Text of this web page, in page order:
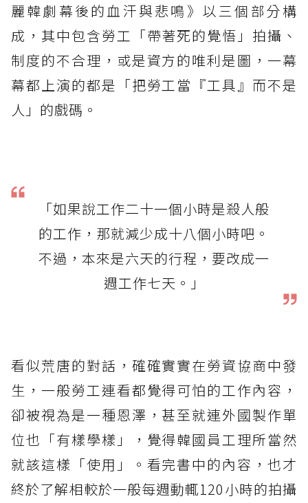
麗韓劇幕後的血汗與悲鳴》以三個部分構
成，其中包含勞工「帶著死的覺悟」拍攝、
制度的不合理，或是資方的唯利是圖，一幕
幕都上演的都是「把勞工當『工具』而不是
人」的戲碼。
「如果說工作二十一個小時是殺人般
的工作，那就減少成十八個小時吧。
不過，本來是六天的行程，要改成一
週工作七天。」
看似荒唐的對話，確確實實在勞資協商中發
生，一般勞工連看都覺得可怕的工作內容，
卻被視為是一種恩澤，甚至就連外國製作單
位也「有樣學樣」，覺得韓國員工理所當然
就該這樣「使用」。看完書中的內容，也才
終於了解相較於一般每週動輒120小時的拍攝